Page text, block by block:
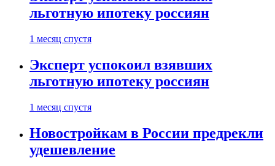
льготную ипотеку россиян
1 месяц спустя
Эксперт успокоил взявших
льготную ипотеку россиян
1 месяц спустя
Новостройкам в России предрекли
удешевление